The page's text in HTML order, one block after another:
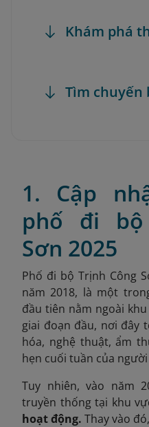
Khám phá
Tìm chuyến
1. Cập
phố đi bộ
Sơn 2025
Phố đi bộ Trịnh Công
năm 2018, là một
đầu tiên nằm ngoài
giai đoạn đầu, nơi đây
hóa, nghệ thuật, ẩm
hẹn cuối tuần của
Tuy nhiên, vào năm
truyền thống tại khu
hoạt động.Thay vào